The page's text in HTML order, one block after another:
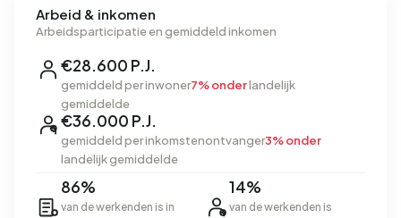
Arbeid & inkomen
Arbeidsparticipatie en gemiddeld inkomen
€28.600 P.J.
gemiddeld per inwoner7% onderlandelijk
gemiddelde
€36.000 P.J.
gemiddeld per inkomstenontvanger3% onder
landelijk gemiddelde
86%
van de werkenden is in
14%
van de werkenden is